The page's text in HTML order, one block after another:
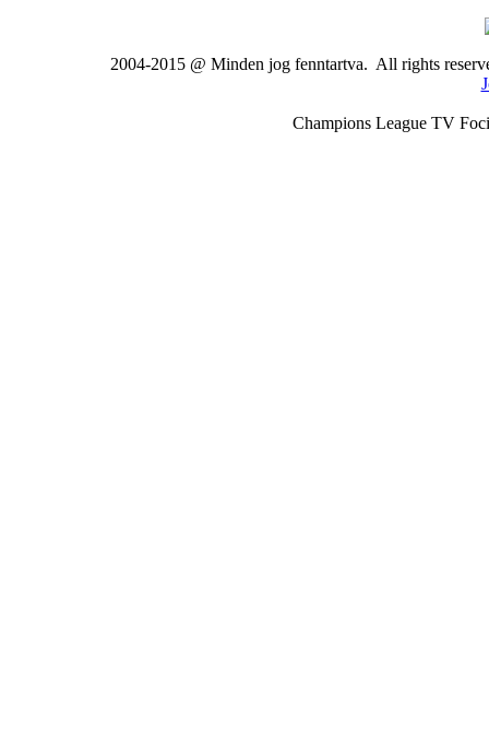
2004-2015 @ Minden jog fenntartva. All rights
Champions League TV